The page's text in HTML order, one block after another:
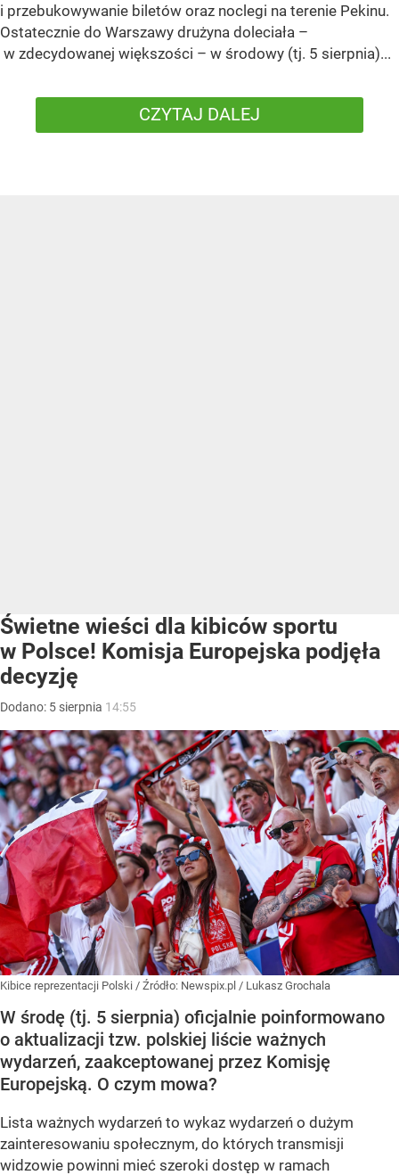
i przebukowywanie biletów oraz noclegi na terenie Pekinu.
Ostatecznie do Warszawy drużyna doleciała –
w zdecydowanej większości – w środowy (tj. 5 sierpnia)...
CZYTAJ DALEJ
Świetne wieści dla kibiców sportu
w Polsce! Komisja Europejska podjęła
decyzję
Dodano: 5 sierpnia 14:55
Kibice reprezentacji Polski / Źródło: Newspix.pl / Lukasz Grochala
W środę (tj. 5 sierpnia) oficjalnie poinformowano
o aktualizacji tzw. polskiej liście ważnych
wydarzeń, zaakceptowanej przez Komisję
Europejską. O czym mowa?
Lista ważnych wydarzeń to wykaz wydarzeń o dużym
zainteresowaniu społecznym, do których transmisji
widzowie powinni mieć szeroki dostęp w ramach